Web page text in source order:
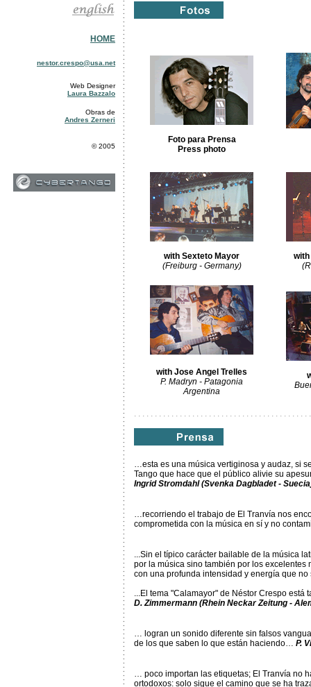
HOME
nestor.crespo@usa.net
Web Designer
Laura Bazzalo
Obras de
Andres Zerneri
© 2005
Foto para Prensa
Press photo
with Sexteto Mayor
(Freiburg - Germany)
with
with Jose Angel Trelles
P. Madryn - Patagonia
Argentina
. . . . . . . . . . . . . . . . . . . . . . . . . . . . . . . . . . . . . . . . .
…esta es una música vertiginosa y audaz, si
Tango que hace que el público alivie su
Ingrid Stromdahl (Svenka Dagbladet -
…recorriendo el trabajo de El Tranvía nos
comprometida con la música en sí y no
...Sin el típico carácter bailable de la música
por la música sino también por los
con una profunda intensidad y energía que
...El tema "Calamayor" de Néstor Crespo
D. Zimmermann (Rhein Neckar Zeitung -
… logran un sonido diferente sin falsos
de los que saben lo que están haciendo… P.
… poco importan las etiquetas; El Tranvía no
ortodoxos: solo sigue el camino que se ha